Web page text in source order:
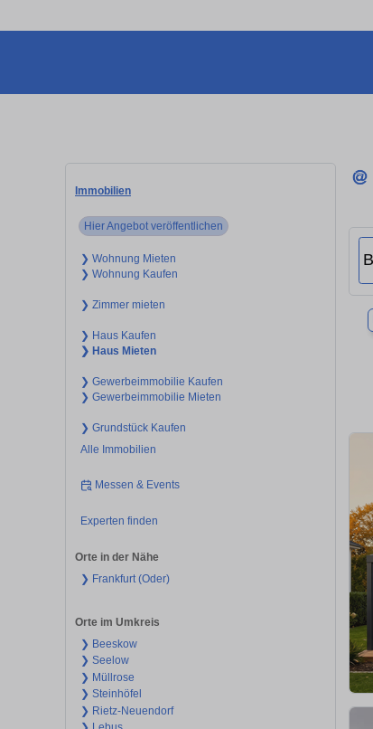
Immobilien
Hier Angebot veröffentlichen
❯ Wohnung Mieten
❯ Wohnung Kaufen
❯ Zimmer mieten
❯ Haus Kaufen
❯ Haus Mieten
❯ Gewerbeimmobilie Kaufen
❯ Gewerbeimmobilie Mieten
❯ Grundstück Kaufen
Alle Immobilien
Messen & Events
Experten finden
Orte in der Nähe
❯ Frankfurt (Oder)
Orte im Umkreis
❯ Beeskow
❯ Seelow
❯ Müllrose
❯ Steinhöfel
❯ Rietz-Neuendorf